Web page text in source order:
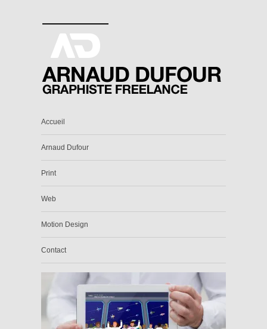
Accueil
Arnaud Dufour
Print
Web
Motion Design
Contact